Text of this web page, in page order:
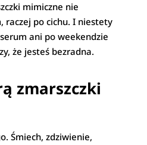
mimiczne nie
raczej po cichu. I niestety
ani po weekendzie
że jesteś bezradna.
zmarszczki
Śmiech, zdziwienie,